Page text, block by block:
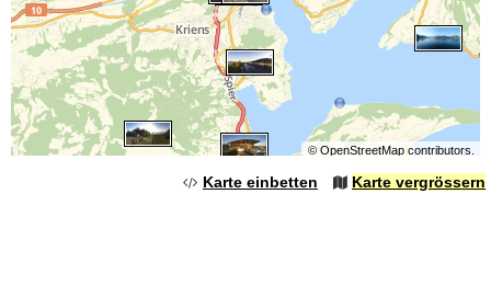
© OpenStreetMapcontributors.
Karte einbetten Karte vergrössern